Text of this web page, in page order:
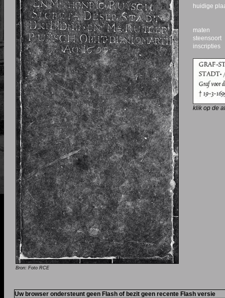
Bron: Foto RCE
huidige
maten
steensoort
inscripties
klik op de
Uw browser ondersteunt geen Flash of bezit geen recente Flash versie